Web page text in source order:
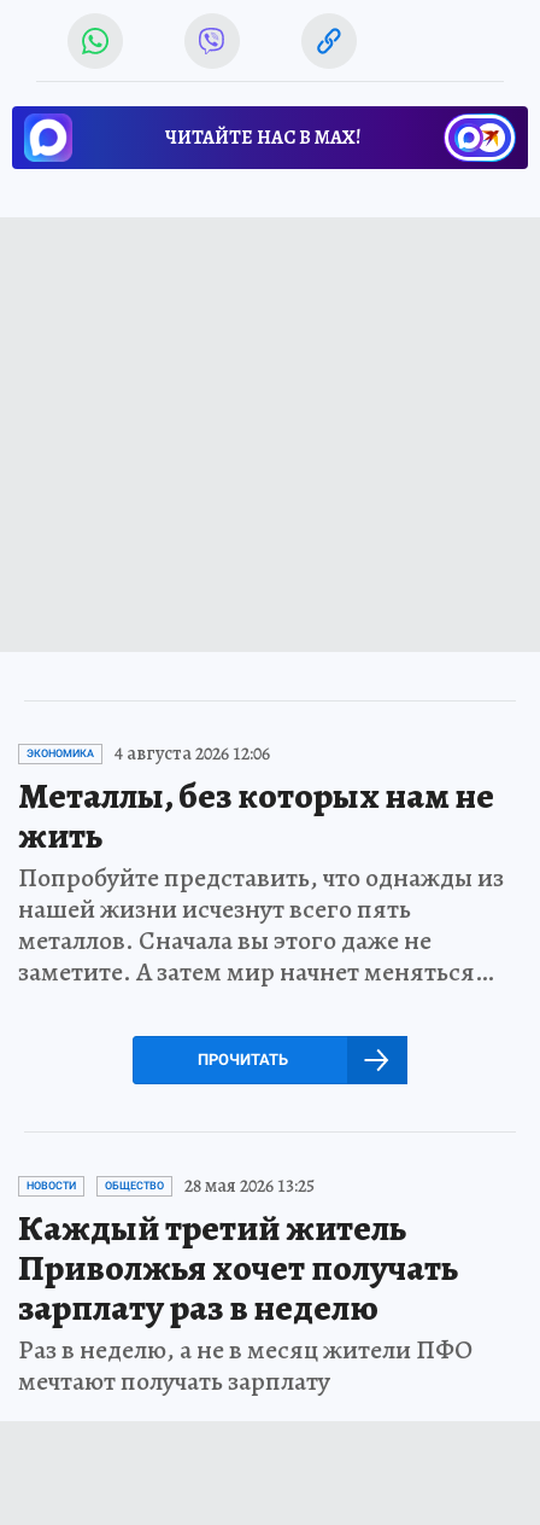
ЧИТАЙТЕ НАС В МАХ!
ЭКОНОМИКА 4 августа 2026 12:06
Металлы, без которых нам не
жить
Попробуйте представить, что однажды из
нашей жизни исчезнут всего пять
металлов. Сначала вы этого даже не
заметите. А затем мир начнет меняться…
ПРОЧИТАТЬ
НОВОСТИ ОБЩЕСТВО 28 мая 2026 13:25
Каждый третий житель
Приволжья хочет получать
зарплату раз в неделю
Раз в неделю, а не в месяц жители ПФО
мечтают получать зарплату